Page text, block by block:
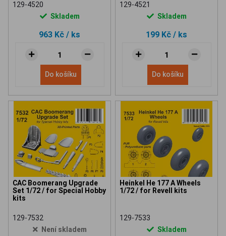
129-4520
Skladem
963 Kč / ks
Do košíku
129-4521
Skladem
199 Kč / ks
Do košíku
CAC Boomerang Upgrade
Set 1/72 / for Special Hobby
kits
129-7532
Není skladem
Heinkel He 177 A Wheels
1/72 / for Revell kits
129-7533
Skladem